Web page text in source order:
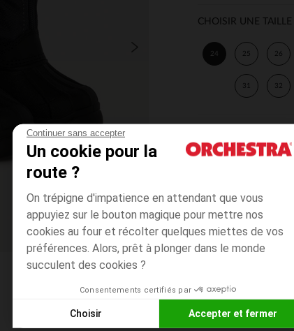
Continuer sans accepter
Un cookie pour la
route ?
On trépigne d'impatience en attendant que vous
appuyiez sur le bouton magique pour mettre nos
cookies au four et récolter quelques miettes de vos
préférences. Alors, prêt à plonger dans le monde
succulent des cookies ?
Consentements certifiés par
Choisir Accepter et fermer
CHOISIR UNE TAILLE
24 25 26
31 32
AJOUTER